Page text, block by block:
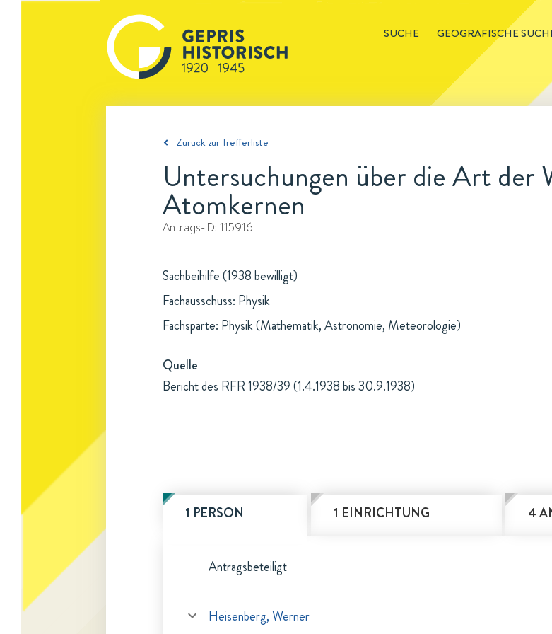
SUCHE GEOGRAFISCHE
Zurück zur Trefferliste
Untersuchungen über die Art der
Atomkernen
Antrags-ID: 115916
Sachbeihilfe (1938 bewilligt)
Fachausschuss: Physik
Fachsparte: Physik (Mathematik, Astronomie, Meteorologie)
Quelle
Bericht des RFR 1938/39 (1.4.1938 bis 30.9.1938)
1 PERSON 1 EINRICHTUNG 4
Antragsbeteiligt
Heisenberg, Werner